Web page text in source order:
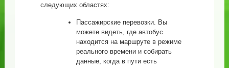
следующих областях:
Пассажирские перевозки. Вы
можете видеть, где автобус
находится на маршруте в режиме
реального времени и собирать
данные, когда в пути есть